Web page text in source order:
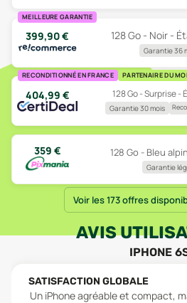
MEILLEURE GARANTIE
399,90€ 128 Go - Noir -
Garantie 36
RECONDITIONNÉ EN FRANCE PARTENAIRE DU
404,99 € 128 Go - Surprise
Garantie 30 mois
359 € 128 Go - Bleu
Garantie
Voir les 173 offres
AVIS
IPHONE
SATISFACTION GLOBALE
Un iPhone agréable et compact,